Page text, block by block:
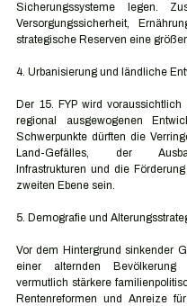
Sicherungssysteme legen.
Versorgungssicherheit,
strategische Reserven eine
4. Urbanisierung und ländliche
Der 15. FYP wird
regional ausgewogenen
Schwerpunkte dürften die
Land-Gefälles, der
Infrastrukturen und die
zweiten Ebene sein.
5. Demografie und
Vor dem Hintergrund sinkender
einer alternden
vermutlich stärkere
Rentenreformen und Anreize